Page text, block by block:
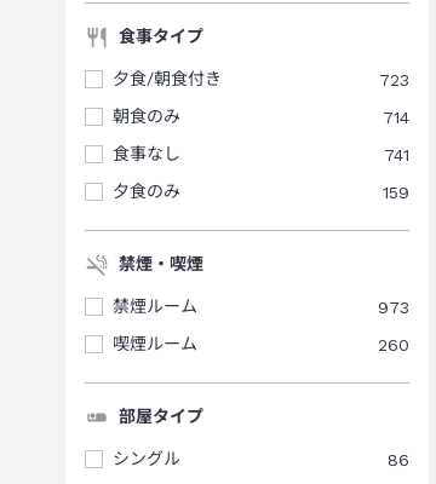
食事タイプ
夕食/朝食付き
723
朝食のみ
714
食事なし
741
夕食のみ
159
禁煙・喫煙
禁煙ルーム
973
喫煙ルーム
260
部屋タイプ
シングル
86